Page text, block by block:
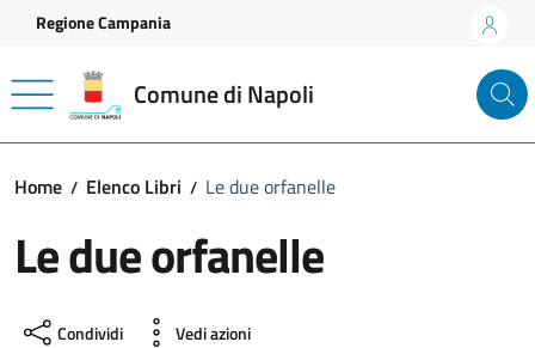
Vai ai contenuti
Vai al footer
Regione Campania
Comune di Napoli
Home Elenco Libri Le due orfanelle
Le due orfanelle
Condividi Vedi azioni